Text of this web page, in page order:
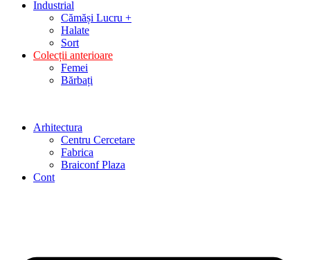
Industrial
Cămăși Lucru +
Halate
Sort
Colecții anterioare
Femei
Bărbați
Arhitectura
Centru Cercetare
Fabrica
Braiconf Plaza
Cont